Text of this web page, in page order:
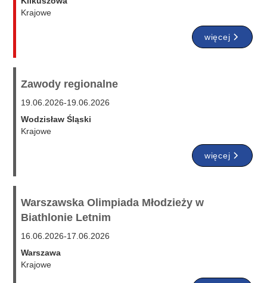
Krajowe
więcej
Zawody regionalne
19.06.2026-19.06.2026
Wodzisław Śląski
Krajowe
więcej
Warszawska Olimpiada Młodzieży w
Biathlonie Letnim
16.06.2026-17.06.2026
Warszawa
Krajowe